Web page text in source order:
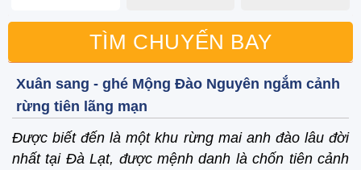
TÌM CHUYẾN BAY
Xuân sang - ghé Mộng Đào Nguyên ngắm cảnh
rừng tiên lãng mạn
Được biết đến là một khu rừng mai anh đào lâu đời
nhất tại Đà Lạt, được mệnh danh là chốn tiên cảnh